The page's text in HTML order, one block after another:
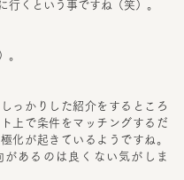
行くという事ですね（笑）。
。
っかりした紹介をするところ
上で条件をマッチングするだ
化が起きているようですね。
があるのは良くない気がしま